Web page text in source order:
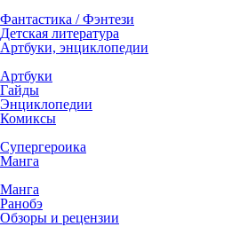
Фантастика / Фэнтези
Детская литература
Артбуки, энциклопедии
Артбуки
Гайды
Энциклопедии
Комиксы
Супергероика
Манга
Манга
Ранобэ
Обзоры и рецензии